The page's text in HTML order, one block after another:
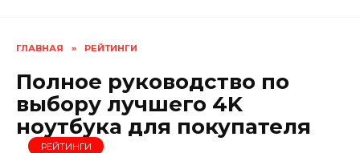
ГЛАВНАЯ » РЕЙТИНГИ
Полное руководство по
выбору лучшего 4K
ноутбука для покупателя
РЕЙТИНГИ